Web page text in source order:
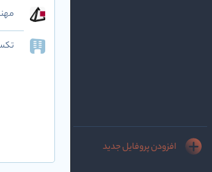
افزودن پروفایل جدید